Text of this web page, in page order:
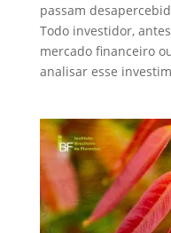
passam
Todo investidor,
mercado financeiro
analisar esse